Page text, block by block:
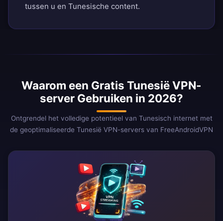
tussen u en Tunesische content.
Waarom een Gratis Tunesië VPN-
server Gebruiken in 2026?
Ontgrendel het volledige potentieel van Tunesisch internet met
de geoptimaliseerde Tunesië VPN-servers van FreeAndroidVPN